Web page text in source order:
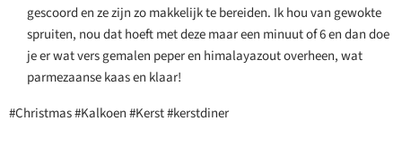
gescoord en ze zijn zo makkelijk te bereiden. Ik hou van gewokte
spruiten, nou dat hoeft met deze maar een minuut of 6 en dan doe
je er wat vers gemalen peper en himalayazout overheen, wat
parmezaanse kaas en klaar!
#Christmas #Kalkoen #Kerst #kerstdiner